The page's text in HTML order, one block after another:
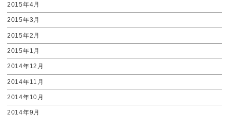
2015年4月
2015年3月
2015年2月
2015年1月
2014年12月
2014年11月
2014年10月
2014年9月